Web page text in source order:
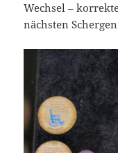
Wechsel –
nächsten